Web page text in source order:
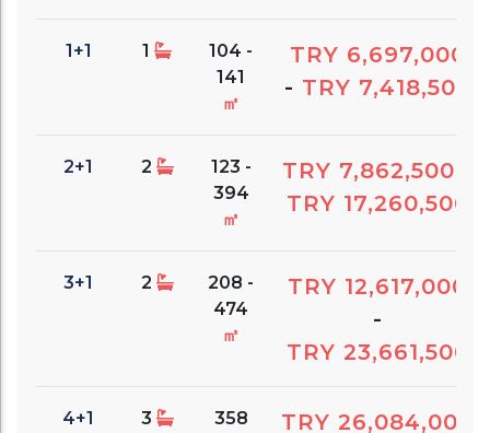
1+1 1
104 -
141
㎡
TRY 6,697,000
- TRY 7,418,500
2+1 2
123 -
394
㎡
TRY 7,862,500
TRY 17,260,500
3+1 2
208 -
474
㎡
TRY 12,617,000
-
TRY 23,661,500
4+1 3 358 TRY 26,084,000